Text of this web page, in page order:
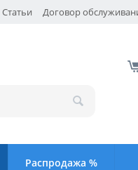
Статьи Договор
Распродажа %